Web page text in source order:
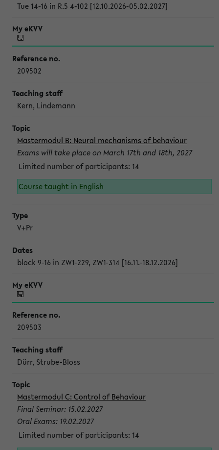
Tue 14-16 in R.5 4-102 [12.10.2026-05.02.2027]
209502
Kern, Lindemann
Mastermodul B: Neural mechanisms of behaviour
Exams will take place on March 17th and 18th, 2027
Limited number of participants: 14
Course taught in English
V+Pr
block 9-16 in ZW1-229, ZW1-314 [16.11.-18.12.2026]
209503
Dürr, Strube-Bloss
Mastermodul C: Control of Behaviour
Final Seminar: 15.02.2027
Oral Exams: 19.02.2027
Limited number of participants: 14